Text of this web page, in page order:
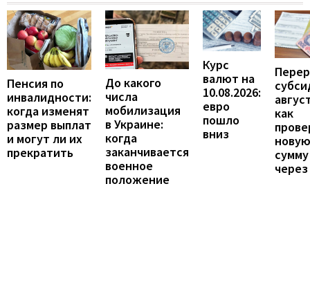
Пенсия по
инвалидности:
когда изменят
размер выплат
и могут ли их
прекратить
До какого
числа
мобилизация
в Украине:
когда
заканчивается
военное
положение
Курс
валют на
10.08.2026:
евро
пошло
вниз
как
новую
сумму